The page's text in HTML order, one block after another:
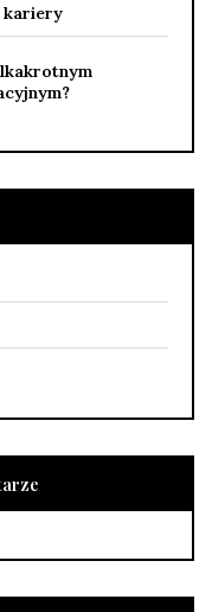
kariery